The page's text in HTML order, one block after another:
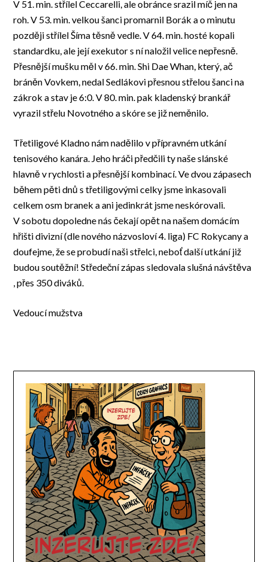
V 51. min. střílel Ceccarelli, ale obránce srazil míč jen na
roh. V 53. min. velkou šanci promarnil Borák a o minutu
později střílel Šíma těsně vedle. V 64. min. hosté kopali
standardku, ale její exekutor s ní naložil velice nepřesně.
Přesnější mušku měl v 66. min. Shi Dae Whan, který, ač
bráněn Vovkem, nedal Sedlákovi přesnou střelou šanci na
zákrok a stav je 6:0. V 80. min. pak kladenský brankář
vyrazil střelu Novotného a skóre se již neměnilo.
Třetiligové Kladno nám nadělilo v přípravném utkání
tenisového kanára. Jeho hráči předčili ty naše slánské
hlavně v rychlosti a přesnější kombinací. Ve dvou zápasech
během pěti dnů s třetiligovými celky jsme inkasovali
celkem osm branek a ani jedinkrát jsme neskórovali.
V sobotu dopoledne nás čekají opět na našem domácím
hřišti divizní (dle nového názvosloví 4. liga) FC Rokycany a
doufejme, že se probudí naši střelci, neboť další utkání již
budou soutěžní! Středeční zápas sledovala slušná návštěva
, přes 350 diváků.
Vedoucí mužstva